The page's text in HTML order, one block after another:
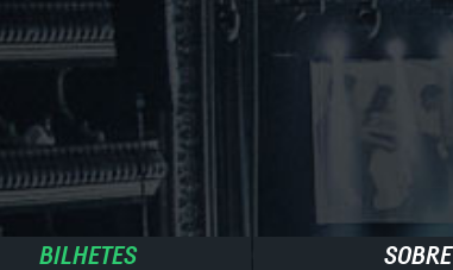
BILHETES SOBRE